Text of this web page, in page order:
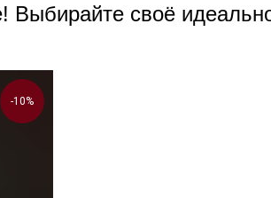
Выбирайте своё
-10%